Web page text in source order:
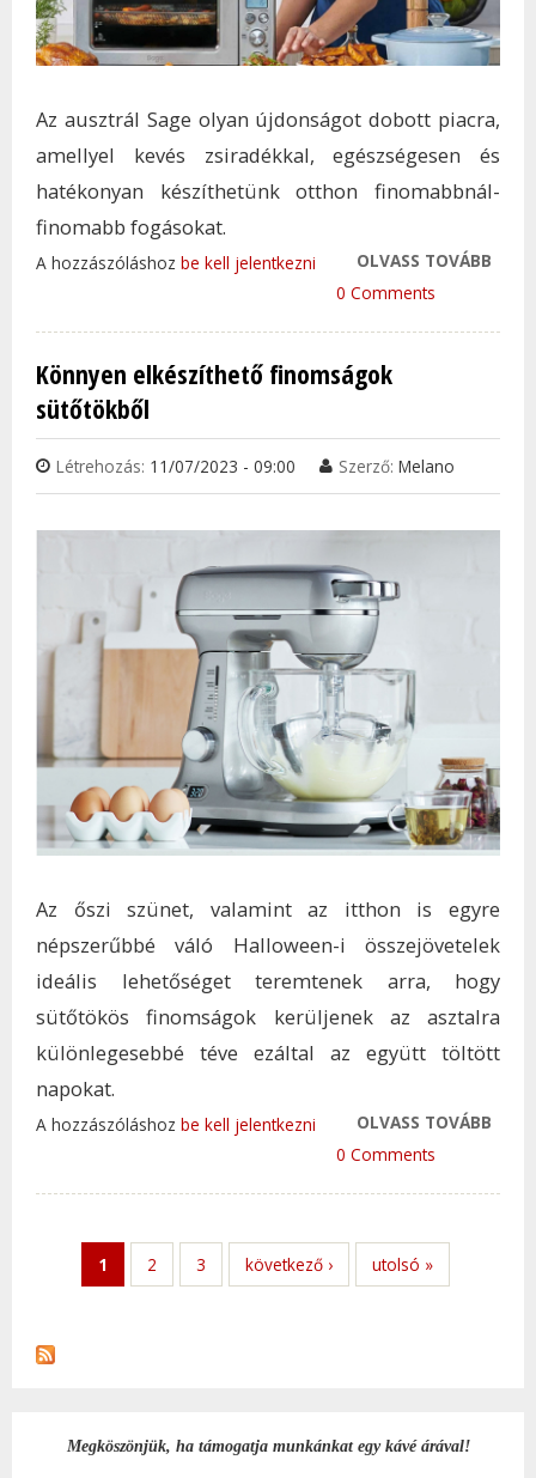
Az ausztrál Sage olyan újdonságot dobott piacra,
amellyel kevés zsiradékkal, egészségesen és
hatékonyan készíthetünk otthon finomabbnál-
finomabb fogásokat.
OLVASS TOVÁBB
A hozzászóláshoz be kell jelentkezni
0 Comments
Könnyen elkészíthető finomságok
sütőtökből
Létrehozás: 11/07/2023 - 09:00 Szerző: Melano
Az őszi szünet, valamint az itthon is egyre
népszerűbbé váló Halloween-i összejövetelek
ideális lehetőséget teremtenek arra, hogy
sütőtökös finomságok kerüljenek az asztalra
különlegesebbé téve ezáltal az együtt töltött
napokat.
OLVASS TOVÁBB
A hozzászóláshoz be kell jelentkezni
0 Comments
1 2 3 következő › utolsó »
Megköszönjük, ha támogatja munkánkat egy kávé árával!